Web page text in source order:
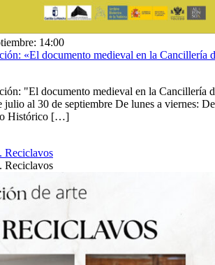
14:00
«El documento medieval en la Cancillería
"El documento medieval en la Cancillería
al 30 de septiembre De lunes a viernes: De
Histórico […]
Reciclavos
Reciclavos